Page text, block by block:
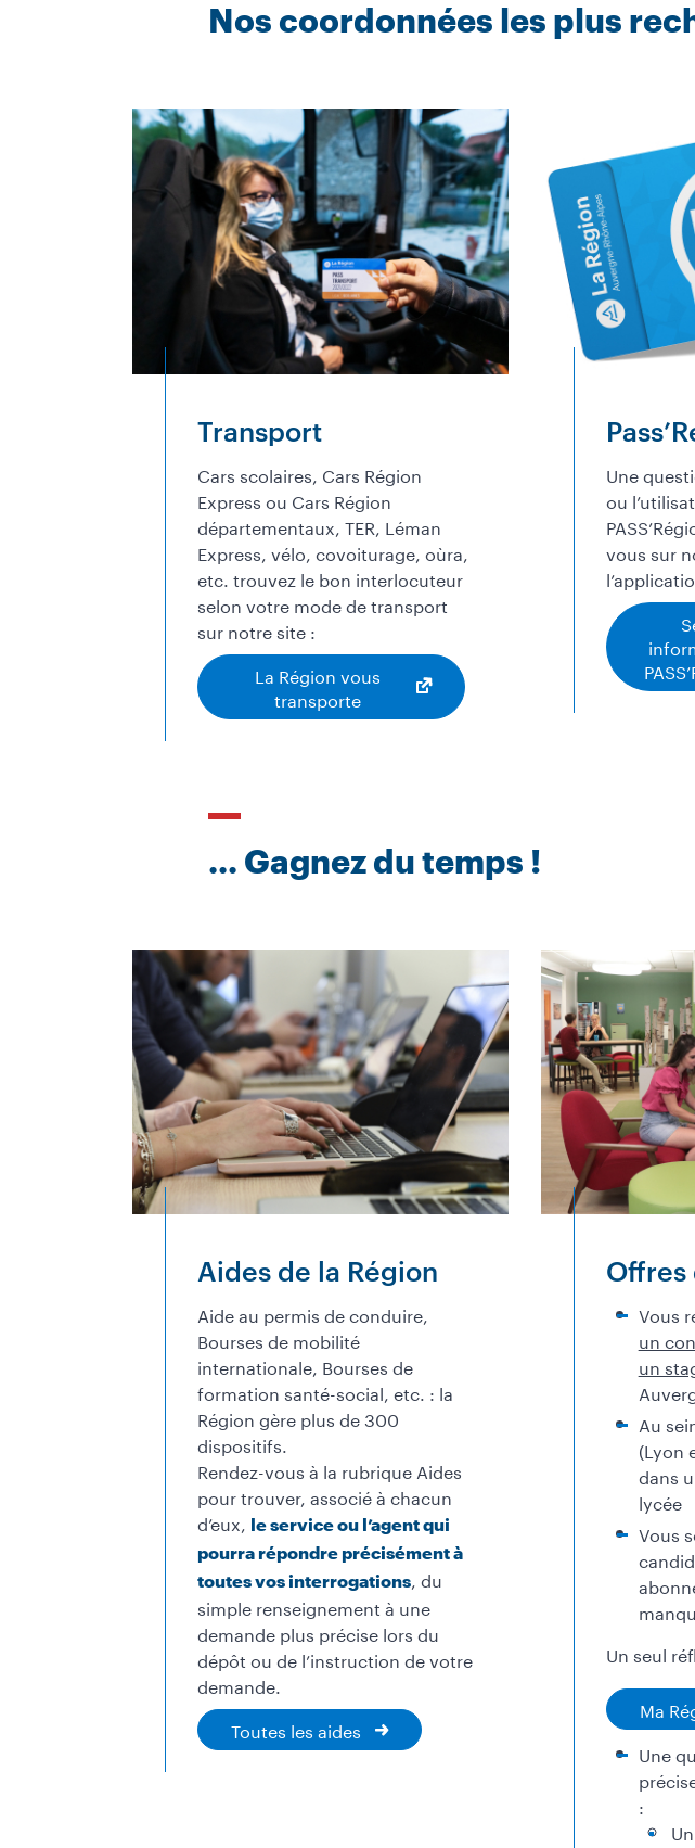
Nos coordonnées les plus
Transport
Cars scolaires, Cars Région
Express ou Cars Région
départementaux, TER, Léman
Express, vélo, covoiturage, oùra,
etc. trouvez le bon interlocuteur
selon votre mode de transport
sur notre site :
La Région vous
transporte
Une
ou
vous sur
... Gagnez du temps !
Aides de la Région
Aide au permis de conduire,
Bourses de mobilité
internationale, Bourses de
formation santé-social, etc. : la
Région gère plus de 300
dispositifs.
Rendez-vous à la rubrique Aides
pour trouver, associé à chacun
d’eux, le service ou l’agent qui
pourra répondre précisément à
toutes vos interrogations, du
simple renseignement à une
demande plus précise lors du
dépôt ou de l’instruction de votre
demande.
Toutes les aides
Offres
Vous
un
un
Au
(Lyon
dans
lycée
Vous
Un seul
Ma
Une
:
Un